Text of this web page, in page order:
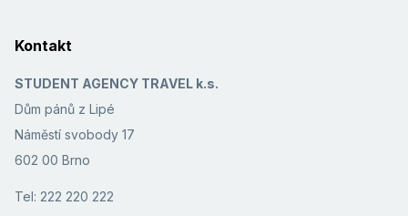
Kontakt
STUDENT AGENCY TRAVEL k.s.
Dům pánů z Lipé
Náměstí svobody 17
602 00 Brno
Tel: 222 220 222